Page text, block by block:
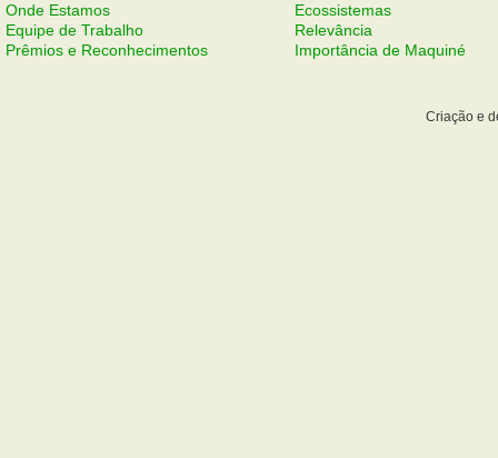
Onde Estamos
Equipe de Trabalho
Prêmios e Reconhecimentos
Ecossistemas
Relevância
Importância de Maquiné
Criação e